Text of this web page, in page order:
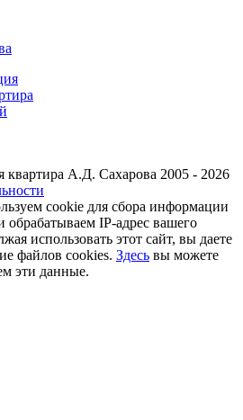
А.Д. Сахарова 2005 - 2026
cookie для сбора информации
обрабатываем IP-адрес вашего
использовать этот сайт, вы даете
файлов cookies. Здесь вы можете
эти данные.